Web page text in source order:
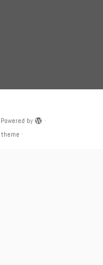
Powered by
·
theme ·